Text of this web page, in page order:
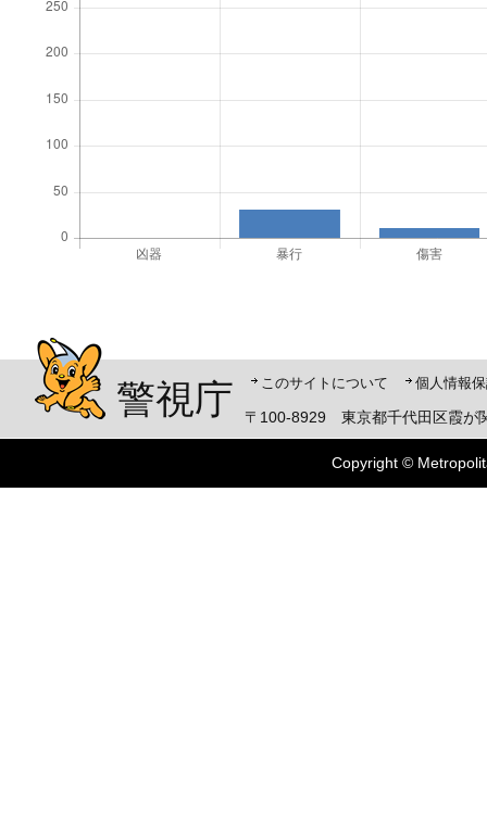
警視庁 このサイトについて 個人情報
〒100-8929 東京都千代田区霞が
Copyright ©